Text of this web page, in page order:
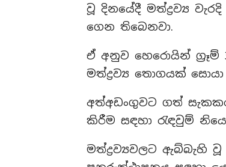
වූ දිනයේදී මත්ද්‍රව්‍ය
ගෙන තිබෙනවා.
ඒ අනුව හෙරොයින් ග්‍රෑම්
මත්ද්‍රව්‍ය තොගයක්
අත්අඩංගුවට ගත්
කිරීම සඳහා රැඳවුම්
මත්ද්‍රව්‍යවලට ඇබ්බැහි